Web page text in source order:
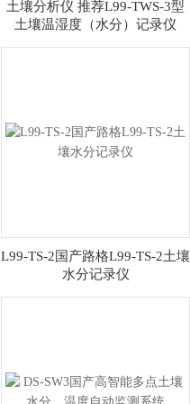
土壤分析仪 推荐L99-TWS-3型
土壤温湿度（水分）记录仪
L99-TS-2国产路格L99-TS-2土壤
水分记录仪